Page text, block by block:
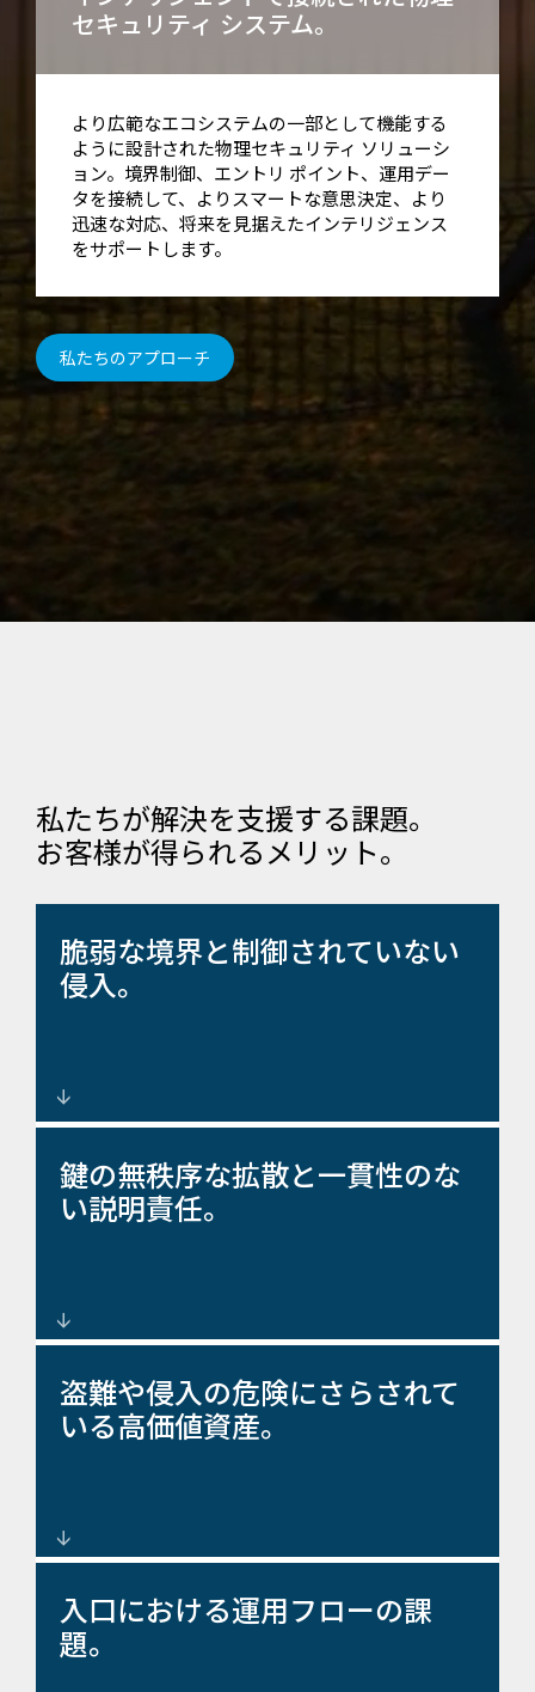
セキュリティ システム。
より広範なエコシステムの一部として機能する
ように設計された物理セキュリティ ソリューシ
ョン。境界制御、エントリ ポイント、運用デー
タを接続して、よりスマートな意思決定、より
迅速な対応、将来を見据えたインテリジェンス
をサポートします。
私たちのアプローチ
私たちが解決を支援する課題。
お客様が得られるメリット。
脆弱な境界と制御されていない
侵入。
抑止力と制御力を強化する障
壁、門、フェンス。
鍵の無秩序な拡散と一貫性のな
い説明責任。
監視とガバナンスを改善する主
要な管理ソリューション。
盗難や侵入の危険にさらされて
いる高価値資産。
重要なゾーンとストレージの周
囲に階層化された物理的な保護
を施します。
入口における運用フローの課
題。